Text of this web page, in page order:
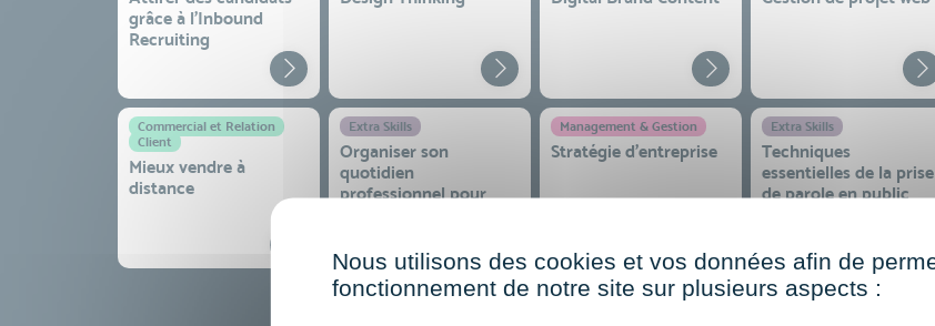
grâce à l’Inbound
Recruiting
Commercial et Relation
Client
Mieux vendre à
distance
Extra Skills
Organiser son
quotidien
professionnel pour
Management & Gestion
Stratégie d’entreprise
Extra Skills
Techniques
essentielles de la prise
de parole en public
Nous utilisons des cookies et vos données afin de
fonctionnement de notre site sur plusieurs aspects :